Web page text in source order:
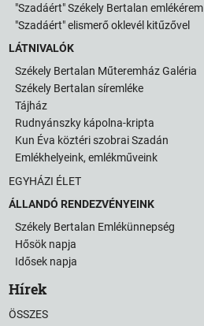
"Szadáért" Székely Bertalan emlékérem
"Szadáért" elismerő oklevél kitűzővel
LÁTNIVALÓK
Székely Bertalan Műteremház Galéria
Székely Bertalan síremléke
Tájház
Rudnyánszky kápolna-kripta
Kun Éva köztéri szobrai Szadán
Emlékhelyeink, emlékműveink
EGYHÁZI ÉLET
ÁLLANDÓ RENDEZVÉNYEINK
Székely Bertalan Emlékünnepség
Hősök napja
Idősek napja
Hírek
ÖSSZES